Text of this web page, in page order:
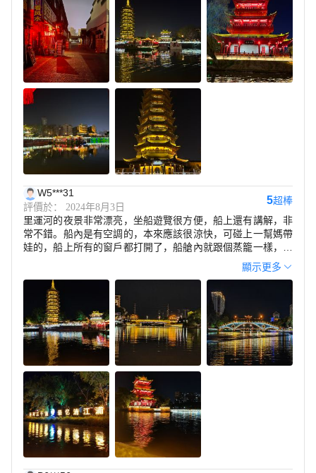
W5***31
評價於： 2024年8月3日
5超棒
里運河的夜景非常漂亮，坐船遊覽很方便，船上還有講解，非
常不錯。船內是有空調的，本來應該很涼快，可碰上一幫媽帶
娃的，船上所有的窗戶都打開了，船艙內就跟個蒸籠一樣，工
作人員也不管。看着別的過往船都窗戶緊閉，羡慕啊。除去這
顯示更多